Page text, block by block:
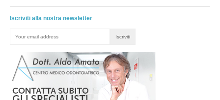
Iscriviti alla nostra newsletter